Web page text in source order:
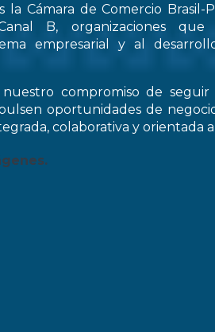
Cámara de Comercio Brasil-
B, organizaciones que
empresarial y al
compromiso de
oportunidades de
colaborativa y orientada